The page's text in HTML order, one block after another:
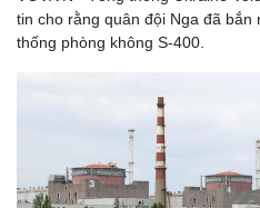
tin cho rằng quân đội Nga đã
thống phòng không S-400.